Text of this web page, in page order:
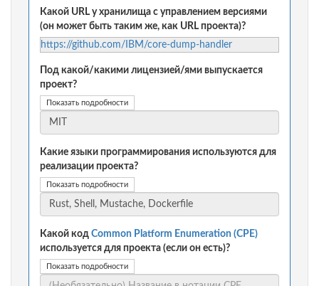
Какой URL у хранилища с управлением версиями
(он может быть таким же, как URL проекта)?
https://github.com/IBM/core-dump-handler
Под какой/какими лицензией/ями выпускается
проект?
Показать подробности
Какие языки программирования используются для
реализации проекта?
Показать подробности
Какой код Common Platform Enumeration (CPE)
используется для проекта (если он есть)?
Показать подробности